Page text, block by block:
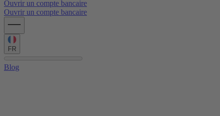
Ouvrir un compte bancaire
Ouvrir un compte bancaire
FR
Blog